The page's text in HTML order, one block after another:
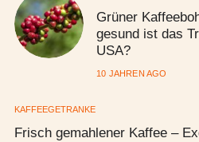
Grüner
gesund ist das
USA?
10 JAHREN AGO
KAFFEEGETRÄNKE
Frisch gemahlener Kaffee –